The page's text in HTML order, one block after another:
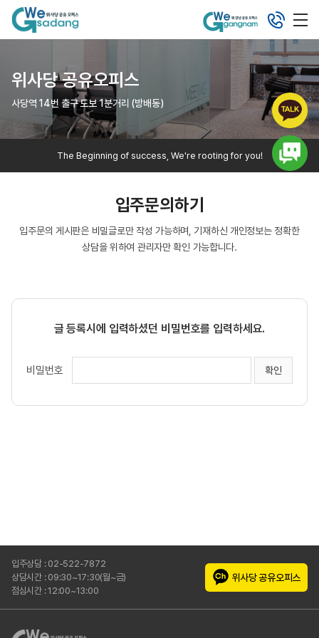
위사당 공유오피스
사당역 14번 출구 도보 1분거리 (방배동)
The Beginning of success, We're rooting for you!
입주문의하기
입주문의 게시판은 비밀글로만 작성 가능하며, 기재하신 개인정보는 정확한
상담을 위하여 관리자만 확인 가능합니다.
글 등록시에 입력하셨던 비밀번호를 입력하세요.
비밀번호
입주상담 : 02-522-7872
상담시간 : 09:30~17:30(월~금)
점심시간 : 12:00~13:00
위사당 공유오피스